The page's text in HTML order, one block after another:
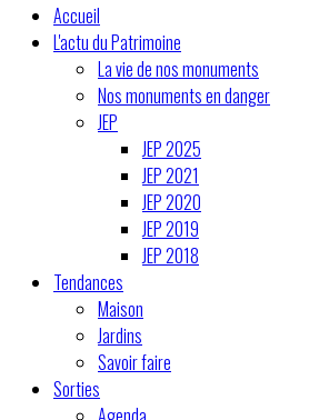
Accueil
L'actu du Patrimoine
La vie de nos monuments
Nos monuments en danger
JEP
JEP 2025
JEP 2021
JEP 2020
JEP 2019
JEP 2018
Tendances
Maison
Jardins
Savoir faire
Sorties